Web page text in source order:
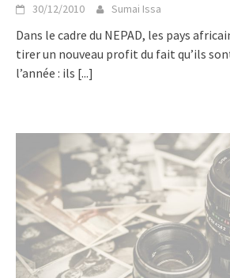
30/12/2010 Sumai Issa
Dans le cadre du NEPAD, les pays
tirer un nouveau profit du fait qu’ils
l’année : ils [...]